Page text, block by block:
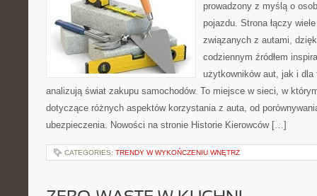
prowadzony z myślą o
pojazdu. Strona łączy
związanych z autami,
codziennym źródłem
użytkowników aut, jak i
analizują świat zakupu samochodów. To miejsce w sieci, w
dotyczące różnych aspektów korzystania z auta, od
ubezpieczenia. Nowości na stronie Historie Kierowców […]
CATEGORIES: TRENDY W WYKOŃCZENIU WNĘTRZ